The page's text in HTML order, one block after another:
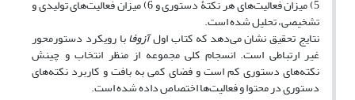
5) میزان فعالیت‌های هر نکتۀ دستوری و 6) میزان فعالیت‌های تولیدی و
تشخیصی، تحلیل شده است.
نتایج تحقیق نشان می‌دهد که کتاب اولآزوفابا رویکرد دستورمحور
غیر ارتباطی است. انسجام کلی مجموعه از منظر انتخاب و چینش
نکته‌های دستوری کم است و فضای کمی به بافت و کاربرد نکته‌های
دستوری در محتوا و فعالیت‌ها اختصاص داده شده است.